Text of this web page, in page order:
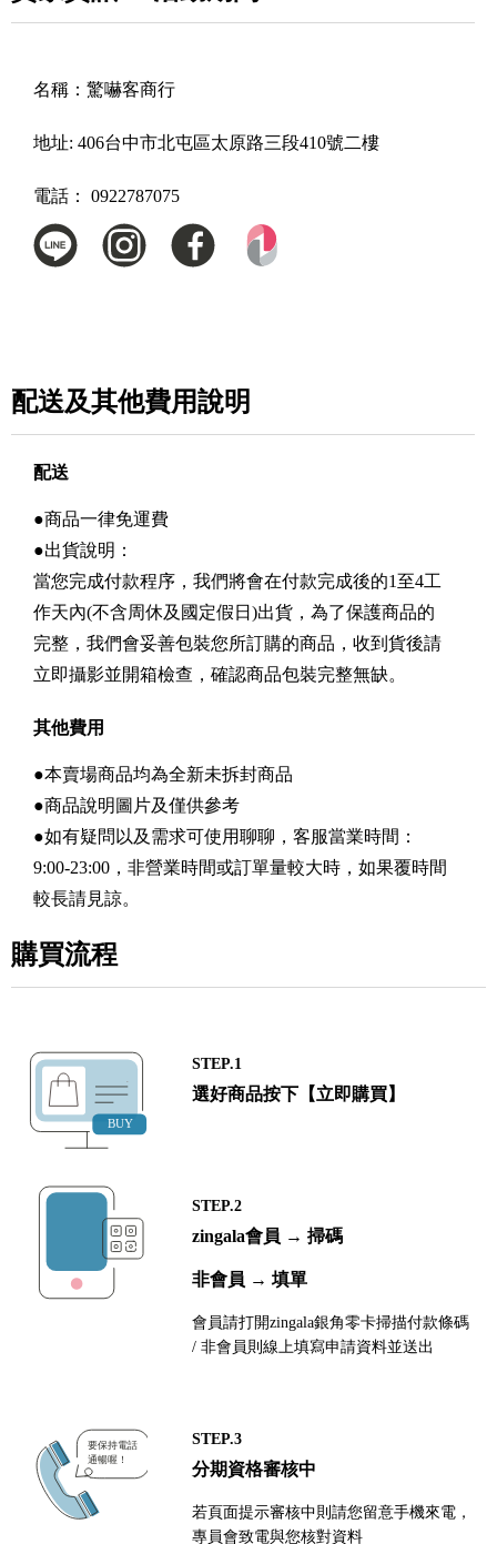
名稱： 驚嚇客商行
地址: 406台中市北屯區太原路三段410號二樓
電話： 0922787075
配送及其他費用說明
配送
●商品一律免運費
●出貨說明：
當您完成付款程序，我們將會在付款完成後的1至4工
作天內(不含周休及國定假日)出貨，為了保護商品的
完整，我們會妥善包裝您所訂購的商品，收到貨後請
立即攝影並開箱檢查，確認商品包裝完整無缺。
其他費用
●本賣場商品均為全新未拆封商品
●商品說明圖片及僅供參考
●如有疑問以及需求可使用聊聊，客服當業時間：
9:00-23:00，非營業時間或訂單量較大時，如果覆時間
較長請見諒。
購買流程
STEP.1
選好商品按下【立即購買】
STEP.2
zingala會員 → 掃碼
非會員 → 填單
會員請打開zingala銀角零卡掃描付款條碼
/ 非會員則線上填寫申請資料並送出
STEP.3
分期資格審核中
若頁面提示審核中則請您留意手機來電，
專員會致電與您核對資料